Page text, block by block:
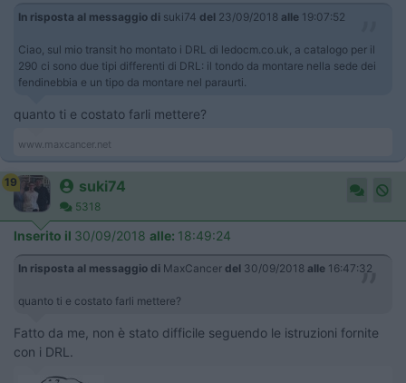
In risposta al messaggio di suki74 del 23/09/2018 alle 19:07:52
Ciao, sul mio transit ho montato i DRL di ledocm.co.uk, a catalogo per il
290 ci sono due tipi differenti di DRL: il tondo da montare nella sede dei
fendinebbia e un tipo da montare nel paraurti.
quanto ti e costato farli mettere?
www.maxcancer.net
19 suki74
5318
Inserito il 30/09/2018 alle: 18:49:24
In risposta al messaggio di MaxCancer del 30/09/2018 alle 16:47:32
quanto ti e costato farli mettere?
Fatto da me, non è stato difficile seguendo le istruzioni fornite
con i DRL.